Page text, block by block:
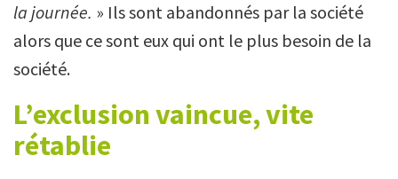
la journée. » Ils sont abandonnés par la société
alors que ce sont eux qui ont le plus besoin de la
société.
L’exclusion vaincue, vite
rétablie